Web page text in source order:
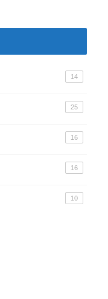
14
25
16
16
10